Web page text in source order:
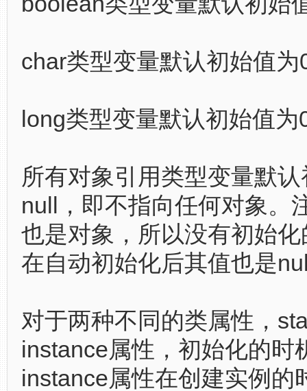
char类型变量默认初始值为
long类型变量默认初始值为
所有对象引用类型变量默
null，即不指向任何对象。
也是对象，所以没有初始
在自动初始化后其值也是
对于两种不同的类属性，
instance属性，初始化的时
instance属性在创建实例的